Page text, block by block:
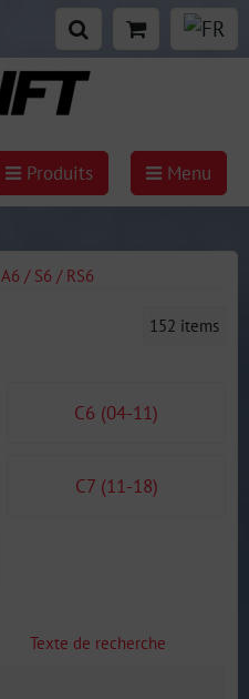
Produits Menu
A6 / S6 / RS6
152 items
C6 (04-11)
C7 (11-18)
Texte de recherche